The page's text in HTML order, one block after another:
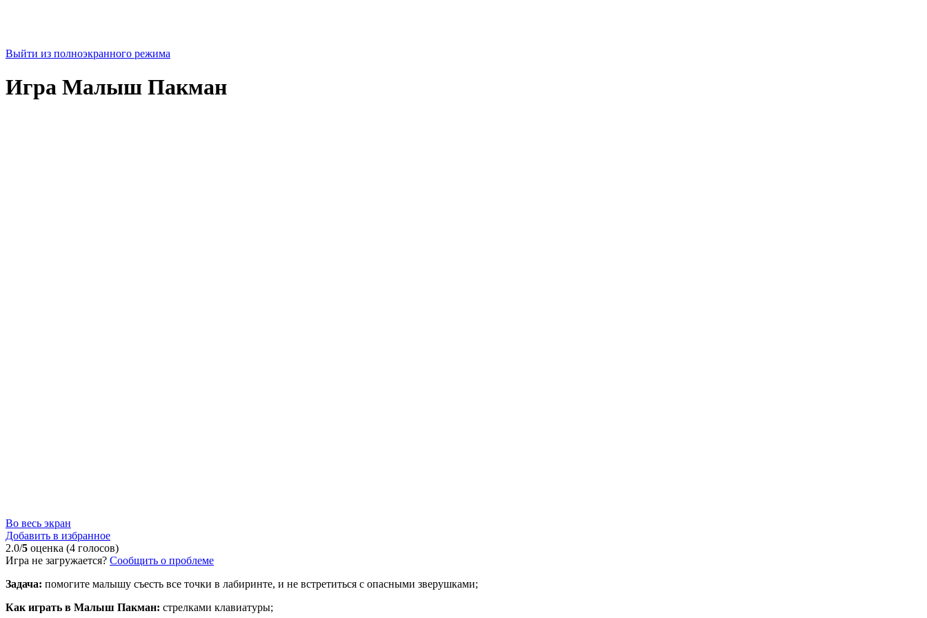
Выйти из полноэкранного режима
Игра Малыш Пакман
Во весь экран
Добавить в избранное
2.0/5 оценка (4 голосов)
Игра не загружается? Сообщить о проблеме
Задача: помогите малышу съесть все точки в лабиринте, и не встретиться с опасными зверушками;
Как играть в Малыш Пакман: стрелками клавиатуры;